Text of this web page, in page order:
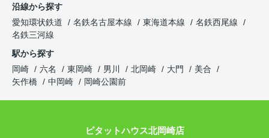
沿線から探す
愛知環状鉄道
名鉄名古屋本線 東海道本線
名鉄西尾線
名鉄三河線
駅から探す
岡崎
六名 東岡崎 男川 北岡崎 大門
美合
矢作橋
中岡崎 岡崎公園前
ピタットハウス北岡崎店